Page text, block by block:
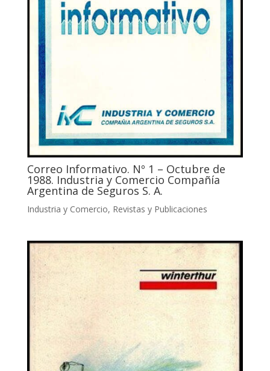
Correo Informativo. Nº 1 – Octubre de
1988. Industria y Comercio Compañía
Argentina de Seguros S. A.
Industria y Comercio, Revistas y Publicaciones